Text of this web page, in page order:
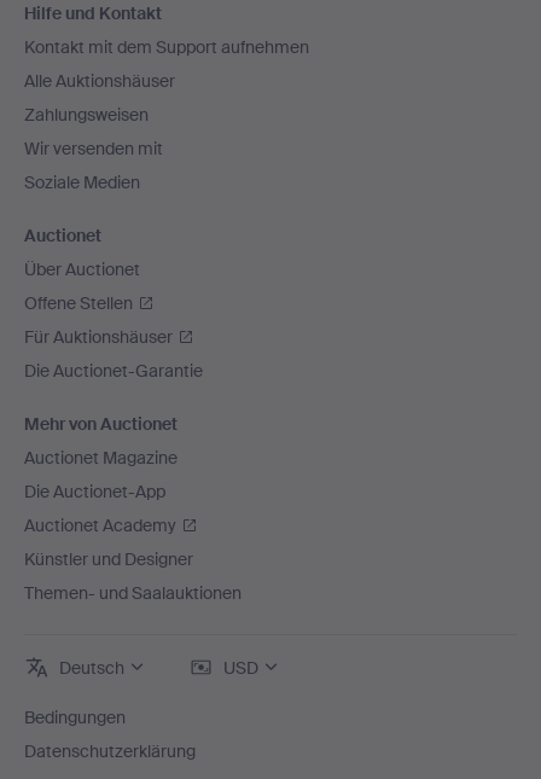
Navigation
Hilfe und Kontakt
Kontakt mit dem Support aufnehmen
Alle Auktionshäuser
Zahlungsweisen
Wir versenden mit
Soziale Medien
Auctionet
Über Auctionet
Offene Stellen
Für Auktionshäuser
Die Auctionet-Garantie
Mehr von Auctionet
Auctionet Magazine
Die Auctionet-App
Auctionet Academy
Künstler und Designer
Themen- und Saalauktionen
Deutsch USD
Bedingungen
Datenschutzerklärung